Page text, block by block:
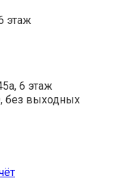
этаж
6 этаж
без выходных